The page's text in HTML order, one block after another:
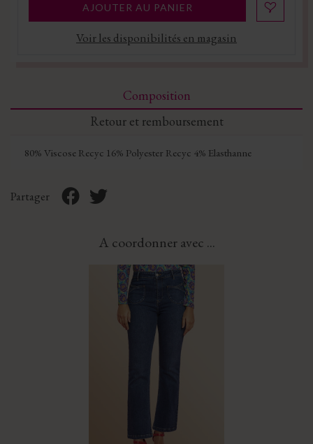
AJOUTER AU PANIER
Voir les disponibilités en magasin
Composition
Retour et remboursement
80% Viscose Recyc 16% Polyester Recyc 4% Elasthanne
Partager
A coordonner avec ...